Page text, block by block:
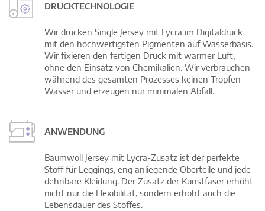
DRUCKTECHNOLOGIE
Wir drucken Single Jersey mit Lycra im Digitaldruck
mit den hochwertigsten Pigmenten auf Wasserbasis.
Wir fixieren den fertigen Druck mit warmer Luft,
ohne den Einsatz von Chemikalien. Wir verbrauchen
während des gesamten Prozesses keinen Tropfen
Wasser und erzeugen nur minimalen Abfall.
ANWENDUNG
Baumwoll Jersey mit Lycra-Zusatz ist der perfekte
Stoff für Leggings, eng anliegende Oberteile und jede
dehnbare Kleidung. Der Zusatz der Kunstfaser erhöht
nicht nur die Flexibilität, sondern erhöht auch die
Lebensdauer des Stoffes.